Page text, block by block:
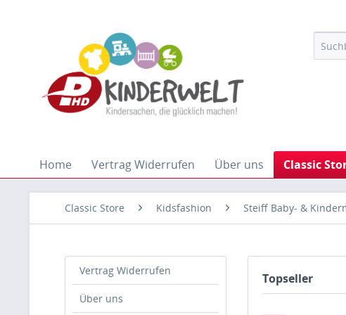
Home Vertrag Widerrufen Über uns Classic
Classic Store Kidsfashion Steiff Baby- &
Vertrag Widerrufen
Über uns
Topseller